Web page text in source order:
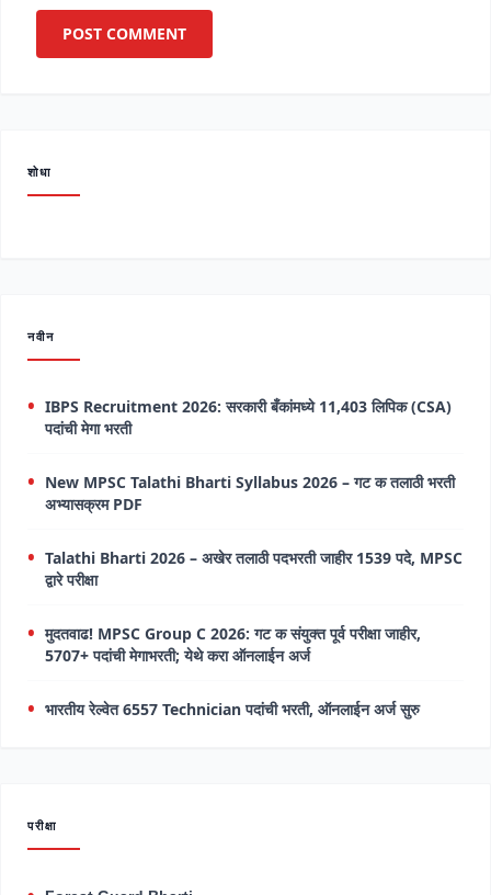
शोधा
नवीन
IBPS Recruitment 2026: सरकारी बँकांमध्ये 11,403 लिपिक (CSA)
पदांची मेगा भरती
New MPSC Talathi Bharti Syllabus 2026 – गट क तलाठी भरती
अभ्यासक्रम PDF
Talathi Bharti 2026 – अखेर तलाठी पदभरती जाहीर 1539 पदे, MPSC
द्वारे परीक्षा
मुदतवाढ! MPSC Group C 2026: गट क संयुक्त पूर्व परीक्षा जाहीर,
5707+ पदांची मेगाभरती; येथे करा ऑनलाईन अर्ज
भारतीय रेल्वेत 6557 Technician पदांची भरती, ऑनलाईन अर्ज सुरु
परीक्षा